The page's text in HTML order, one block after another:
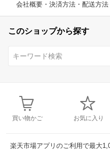
会社概要・決済方法・配送方法
このショップから探す
買い物かご お気に入り
楽天市場アプリのご利用で最大